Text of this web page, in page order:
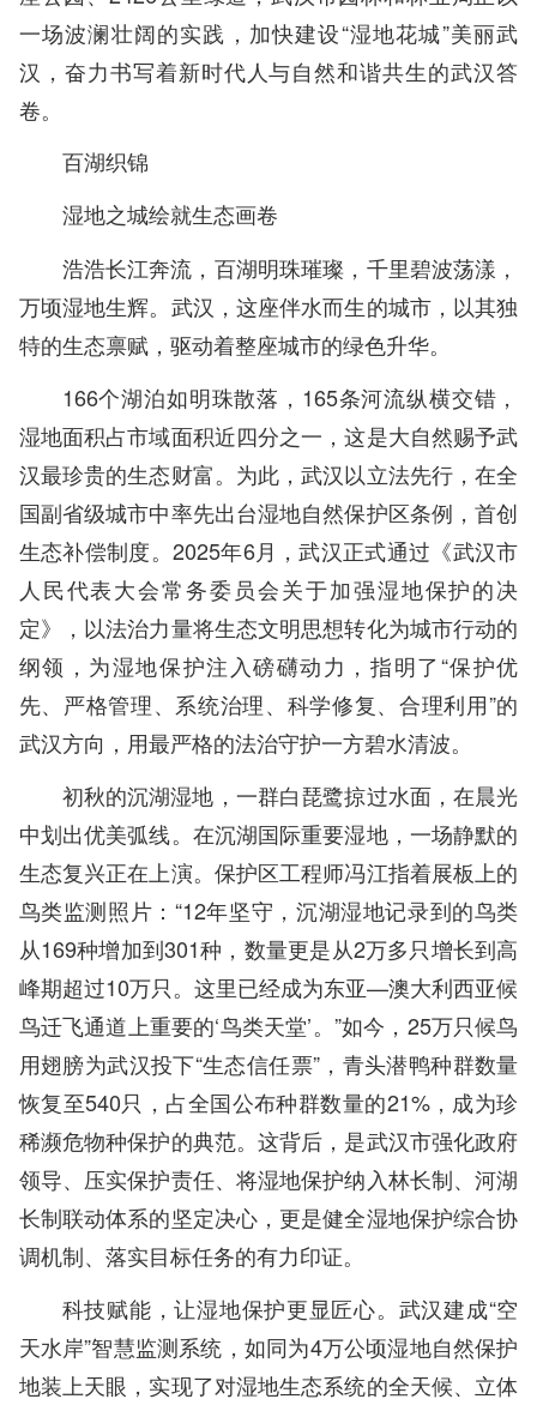
一场波澜壮阔的实践，加快建设“湿地花城”美丽武
汉，奋力书写着新时代人与自然和谐共生的武汉答
卷。
百湖织锦
湿地之城绘就生态画卷
浩浩长江奔流，百湖明珠璀璨，千里碧波荡漾，
万顷湿地生辉。武汉，这座伴水而生的城市，以其独
特的生态禀赋，驱动着整座城市的绿色升华。
166个湖泊如明珠散落，165条河流纵横交错，
湿地面积占市域面积近四分之一，这是大自然赐予武
汉最珍贵的生态财富。为此，武汉以立法先行，在全
国副省级城市中率先出台湿地自然保护区条例，首创
生态补偿制度。2025年6月，武汉正式通过《武汉市
人民代表大会常务委员会关于加强湿地保护的决
定》，以法治力量将生态文明思想转化为城市行动的
纲领，为湿地保护注入磅礴动力，指明了“保护优
先、严格管理、系统治理、科学修复、合理利用”的
武汉方向，用最严格的法治守护一方碧水清波。
初秋的沉湖湿地，一群白琵鹭掠过水面，在晨光
中划出优美弧线。在沉湖国际重要湿地，一场静默的
生态复兴正在上演。保护区工程师冯江指着展板上的
鸟类监测照片：“12年坚守，沉湖湿地记录到的鸟类
从169种增加到301种，数量更是从2万多只增长到高
峰期超过10万只。这里已经成为东亚—澳大利西亚候
鸟迁飞通道上重要的‘鸟类天堂’。”如今，25万只候鸟
用翅膀为武汉投下“生态信任票”，青头潜鸭种群数量
恢复至540只，占全国公布种群数量的21%，成为珍
稀濒危物种保护的典范。这背后，是武汉市强化政府
领导、压实保护责任、将湿地保护纳入林长制、河湖
长制联动体系的坚定决心，更是健全湿地保护综合协
调机制、落实目标任务的有力印证。
科技赋能，让湿地保护更显匠心。武汉建成“空
天水岸”智慧监测系统，如同为4万公顷湿地自然保护
地装上天眼，实现了对湿地生态系统的全天候、立体